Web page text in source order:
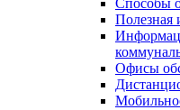
Способы
Полезная
Офисы